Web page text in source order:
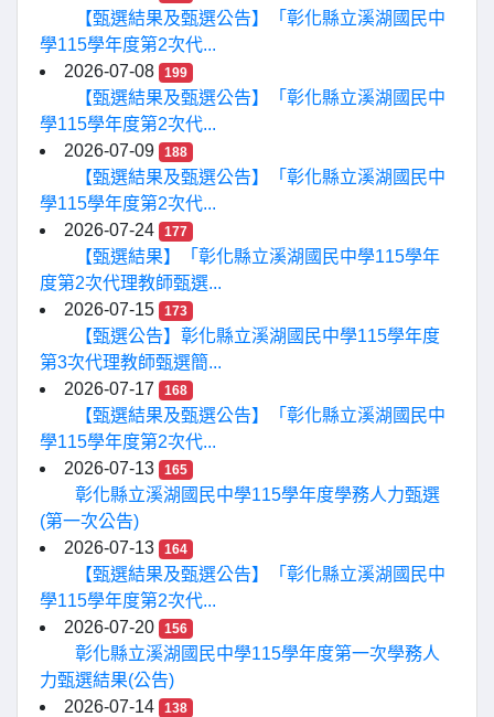
【甄選結果及甄選公告】「彰化縣立溪湖國民中
學115學年度第2次代...
2026-07-08
199
【甄選結果及甄選公告】「彰化縣立溪湖國民中
學115學年度第2次代...
2026-07-09
188
【甄選結果及甄選公告】「彰化縣立溪湖國民中
學115學年度第2次代...
2026-07-24
177
【甄選結果】「彰化縣立溪湖國民中學115學年
度第2次代理教師甄選...
2026-07-15
173
【甄選公告】彰化縣立溪湖國民中學115學年度
第3次代理教師甄選簡...
2026-07-17
168
【甄選結果及甄選公告】「彰化縣立溪湖國民中
學115學年度第2次代...
2026-07-13
165
彰化縣立溪湖國民中學115學年度學務人力甄選
(第一次公告)
2026-07-13
164
【甄選結果及甄選公告】「彰化縣立溪湖國民中
學115學年度第2次代...
2026-07-20
156
彰化縣立溪湖國民中學115學年度第一次學務人
力甄選結果(公告)
2026-07-14
138